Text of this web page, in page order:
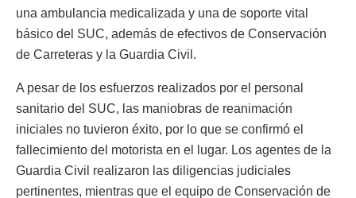
una ambulancia medicalizada y una de soporte vital
básico del SUC, además de efectivos de Conservación
de Carreteras y la Guardia Civil.
A pesar de los esfuerzos realizados por el personal
sanitario del SUC, las maniobras de reanimación
iniciales no tuvieron éxito, por lo que se confirmó el
fallecimiento del motorista en el lugar. Los agentes de la
Guardia Civil realizaron las diligencias judiciales
pertinentes, mientras que el equipo de Conservación de